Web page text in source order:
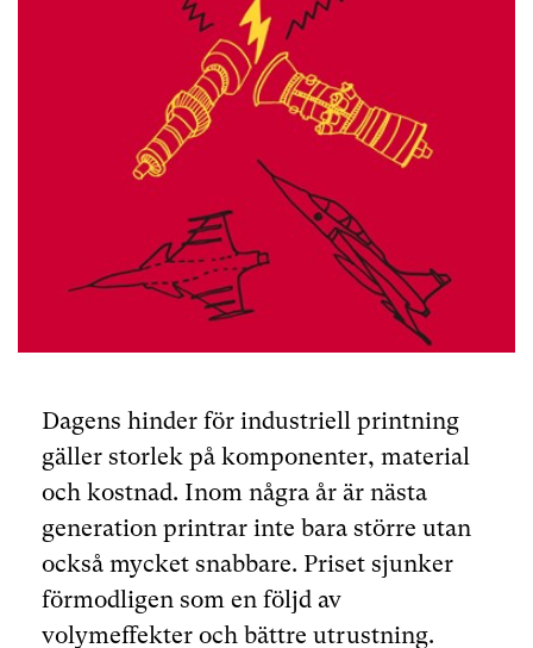
Dagens hinder för industriell printning
gäller storlek på komponenter, material
och kostnad. Inom några år är nästa
generation printrar inte bara större utan
också mycket snabbare. Priset sjunker
förmodligen som en följd av
volymeffekter och bättre utrustning.